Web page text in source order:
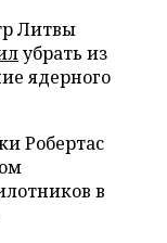
Литвы
убрать из
ядерного
Робертас
в